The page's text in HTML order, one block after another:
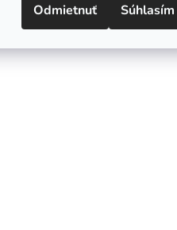
Odmietnuť Súhlasím